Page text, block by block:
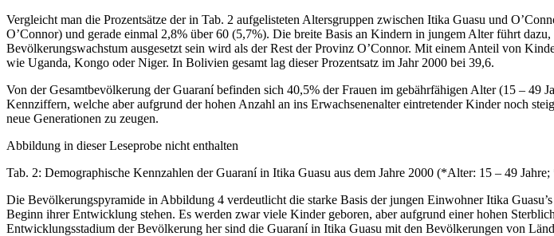
Vergleicht man die Prozentsätze der in Tab. 2 aufgelisteten Altersgruppen zwischen Itika Guasu und
O’Connor) und gerade einmal 2,8% über 60 (5,7%). Die breite Basis an Kindern in jungem Alter führt
Bevölkerungswachstum ausgesetzt sein wird als der Rest der Provinz O’Connor. Mit einem Anteil von
wie Uganda, Kongo oder Niger. In Bolivien gesamt lag dieser Prozentsatz im Jahr 2000 bei 39,6.
Von der Gesamtbevölkerung der Guaraní befinden sich 40,5% der Frauen im gebährfähigen Alter (15 –
Kennziffern, welche aber aufgrund der hohen Anzahl an ins Erwachsenenalter eintretender Kinder noch
neue Generationen zu zeugen.
Abbildung in dieser Leseprobe nicht enthalten
Tab. 2: Demographische Kennzahlen der Guaraní in Itika Guasu aus dem Jahre 2000 (*Alter: 15 – 49
Die Bevölkerungspyramide in Abbildung 4 verdeutlicht die starke Basis der jungen Einwohner Itika
Beginn ihrer Entwicklung stehen. Es werden zwar viele Kinder geboren, aber aufgrund einer hohen
Entwicklungsstadium der Bevölkerung her sind die Guaraní in Itika Guasu mit den Bevölkerungen von